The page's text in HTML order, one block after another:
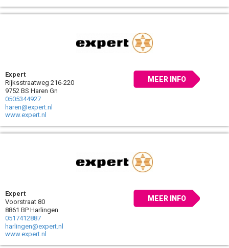
Expert
Rijksstraatweg 216-220
9752 BS Haren Gn
0505344927
haren@expert.nl
www.expert.nl
MEER INFO
Expert
Voorstraat 80
8861 BP Harlingen
0517412887
harlingen@expert.nl
www.expert.nl
MEER INFO